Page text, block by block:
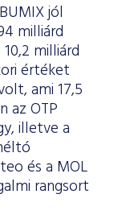
jól
milliárd
milliárd
értéket
ami 17,5
az OTP
illetve a
és a MOL
rangsort